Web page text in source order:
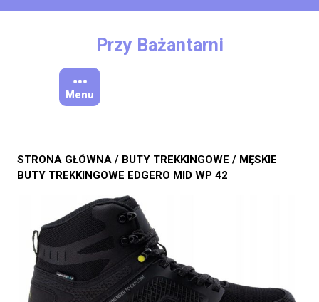
Przy Bażantarni
Menu
STRONA GŁÓWNA / BUTY TREKKINGOWE / MĘSKIE
BUTY TREKKINGOWE EDGERO MID WP 42